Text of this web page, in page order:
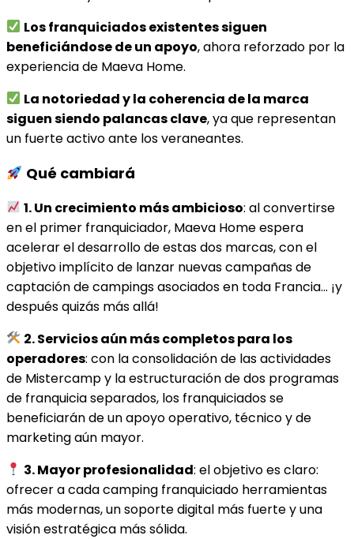
Los franquiciados existentes siguen
beneficiándose de un apoyo, ahora reforzado por la
experiencia de Maeva Home.
La notoriedad y la coherencia de la marca
siguen siendo palancas clave, ya que representan
un fuerte activo ante los veraneantes.
Qué cambiará
1. Un crecimiento más ambicioso: al convertirse
en el primer franquiciador, Maeva Home espera
acelerar el desarrollo de estas dos marcas, con el
objetivo implícito de lanzar nuevas campañas de
captación de campings asociados en toda Francia… ¡y
después quizás más allá!
2. Servicios aún más completos para los
operadores: con la consolidación de las actividades
de Mistercamp y la estructuración de dos programas
de franquicia separados, los franquiciados se
beneficiarán de un apoyo operativo, técnico y de
marketing aún mayor.
3. Mayor profesionalidad: el objetivo es claro:
ofrecer a cada camping franquiciado herramientas
más modernas, un soporte digital más fuerte y una
visión estratégica más sólida.